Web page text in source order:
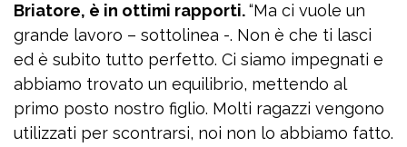
Briatore, è in ottimi rapporti.“Ma ci vuole un
grande lavoro – sottolinea -. Non è che ti lasci
ed è subito tutto perfetto. Ci siamo impegnati e
abbiamo trovato un equilibrio, mettendo al
primo posto nostro figlio. Molti ragazzi vengono
utilizzati per scontrarsi, noi non lo abbiamo fatto.